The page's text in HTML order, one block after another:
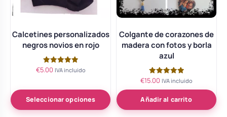
Calcetines personalizados
negros novios en rojo
Valorado
€5.00 IVA incluido
Seleccionar opciones
Colgante de corazones de
madera con fotos y borla
azul
Valorado
5.00
de 5
€15.00 IVA incluido
Añadir al carrito